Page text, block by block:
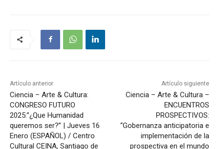
Artículo anterior
Ciencia – Arte & Cultura:
CONGRESO FUTURO
2025:”¿Que Humanidad
queremos ser?” | Jueves 16
Enero (ESPAÑOL) / Centro
Cultural CEINA, Santiago de
Artículo siguiente
Ciencia – Arte & Cultura –
ENCUENTROS
PROSPECTIVOS:
“Gobernanza anticipatoria e
implementación de la
prospectiva en el mundo